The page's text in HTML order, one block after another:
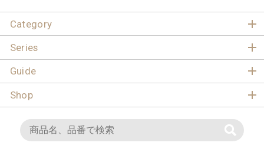
Category
Series
Guide
Shop